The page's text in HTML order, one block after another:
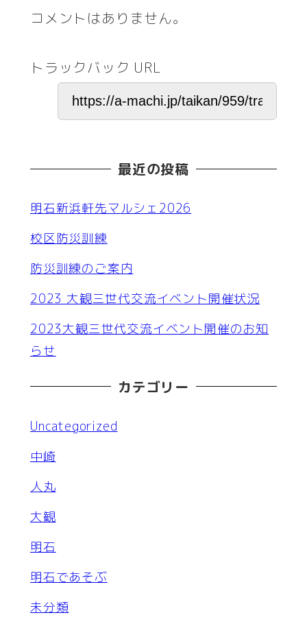
コメントはありません。
トラックバック URL
最近の投稿
明石新浜軒先マルシェ2026
校区防災訓練
防災訓練のご案内
2023 大観三世代交流イベント開催状況
2023大観三世代交流イベント開催のお知
らせ
カテゴリー
Uncategorized
中崎
人丸
大観
明石
明石であそぶ
未分類